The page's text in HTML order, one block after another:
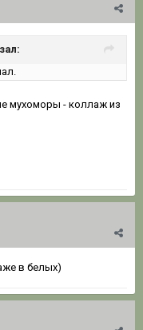
мухоморы - коллаж из
в белых)